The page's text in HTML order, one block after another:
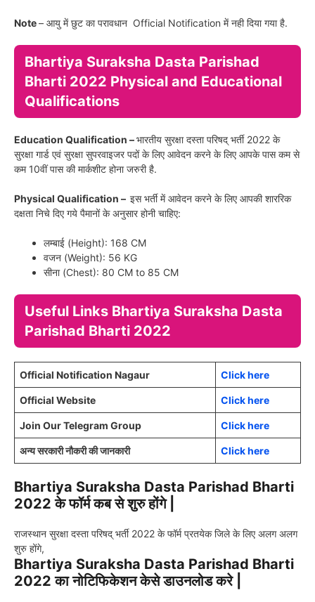
Note– आयु में छुट का परावधान Official Notification में नही दिया गया है.
Bhartiya Suraksha Dasta Parishad
Bharti 2022 Physical and Educational
Qualifications
Education Qualification –भारतीय सुरक्षा दस्ता परिषद् भर्ती 2022 के
सुरक्षा गार्ड एवं सुरक्षा सुपरवाइजर पदों के लिए आवेदन करने के लिए आपके पास कम से
कम 10वीं पास की मार्कशीट होना जरुरी है.
Physical Qualification – इस भर्ती में आवेदन करने के लिए आपकी शाररिक
दक्षता निचे दिए गये पैमानों के अनुसार होनी चाहिए:
लम्बाई (Height): 168 CM
वजन (Weight): 56 KG
सीना (Chest): 80 CM to 85 CM
Useful Links Bhartiya Suraksha Dasta
Parishad Bharti 2022
Official Notification Nagaur Click here
Official Website Click here
Join Our Telegram Group Click here
अन्य सरकारी नौकरी की जानकारी Click here
Bhartiya Suraksha Dasta Parishad Bharti
2022 के फॉर्म कब से शुरु होंगे |
राजस्थान सुरक्षा दस्ता परिषद् भर्ती 2022 के फॉर्म प्रतयेक जिले के लिए अलग अलग
शुरु होंगे,
Bhartiya Suraksha Dasta Parishad Bharti
2022 का नोटिफिकेशन केसे डाउनलोड करे |